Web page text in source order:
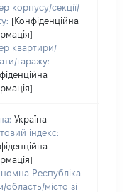
корпусу/секції/
[Конфіденційна
квартири/
гаражу:
Україна
індекс:
Республіка
область/місто зі